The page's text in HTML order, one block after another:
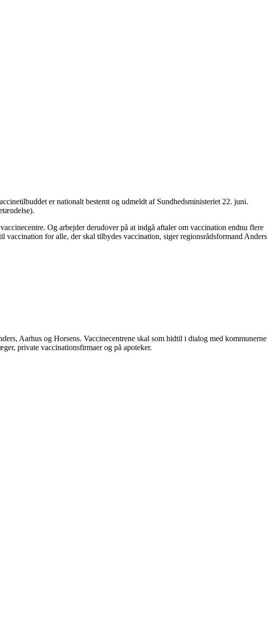
er nationalt bestemt og udmeldt af Sundhedsministeriet 22. juni.
Og arbejder derudover på at indgå aftaler om vaccination endnu flere
vaccination for alle, der skal tilbydes vaccination, siger regionsrådsformand Anders
Aarhus og Horsens. Vaccinecentrene skal som hidtil i dialog med kommunerne
private vaccinationsfirmaer og på apoteker.